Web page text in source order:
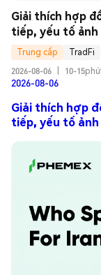
Giải thích hợp
tiếp, yếu tố ảnh
Trung cấp
TradFi
2026-08-06
10-
2026-08-06
Giải thích hợp
tiếp, yếu tố